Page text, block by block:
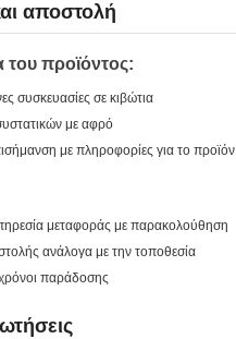
αποστολή
του προϊόντος:
συσκευασίες σε κιβώτια
με αφρό
με πληροφορίες για το προϊόν
μεταφοράς με παρακολούθηση
ανάλογα με την τοποθεσία
παράδοσης